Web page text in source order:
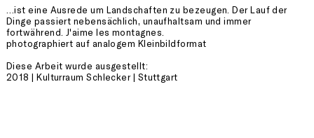
…ist eine Ausrede um Landschaften zu bezeugen. Der Lauf der
Dinge passiert nebensächlich, unaufhaltsam und immer
fortwährend. J'aime les montagnes.
photographiert auf analogem Kleinbildformat
Diese Arbeit wurde ausgestellt:
2018 | Kulturraum Schlecker | Stuttgart